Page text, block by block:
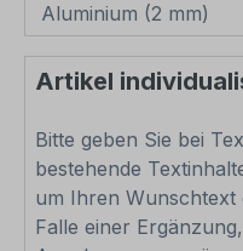
Artikel
Bitte geben Sie bei
bestehende
um Ihren Wunschtext
Falle einer